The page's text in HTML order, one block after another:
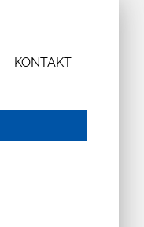
KONTAKT